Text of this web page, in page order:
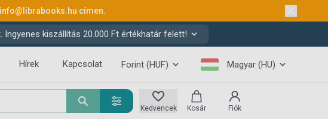
info@librabooks.hu címen.
kiszállítás 20.000 Ft értékhatár felett!
Hírek Kapcsolat Forint (HUF) Magyar (HU)
Kedvencek Kosár Fiók